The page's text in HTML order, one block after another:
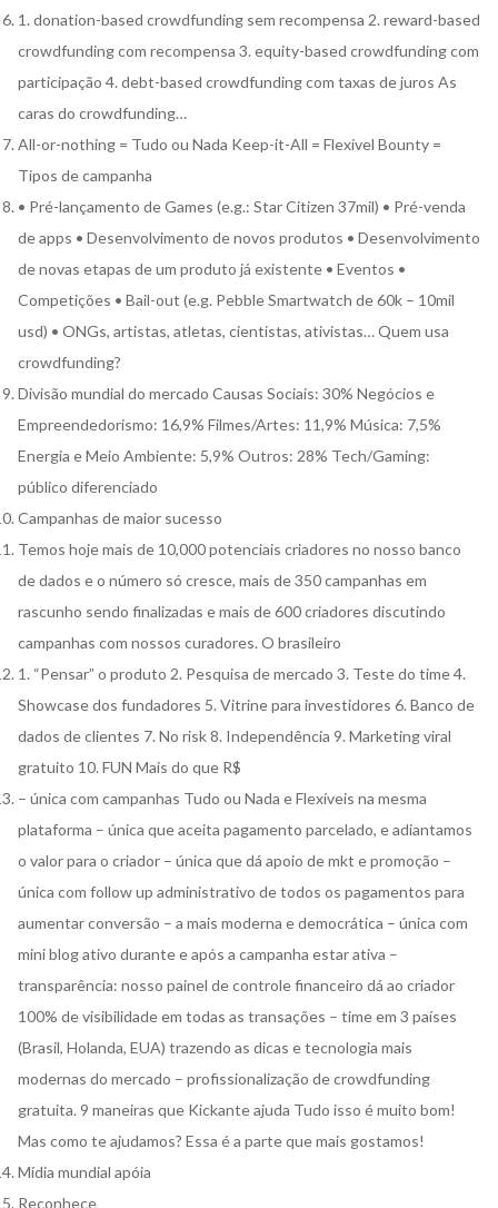
1. donation-based crowdfunding sem recompensa 2. reward-based
crowdfunding com recompensa 3. equity-based crowdfunding com
participação 4. debt-based crowdfunding com taxas de juros As
caras do crowdfunding…
All-or-nothing = Tudo ou Nada Keep-it-All = Flexível Bounty =
Tipos de campanha
• Pré-lançamento de Games (e.g.: Star Citizen 37mil) • Pré-venda
de apps • Desenvolvimento de novos produtos • Desenvolvimento
de novas etapas de um produto já existente • Eventos •
Competições • Bail-out (e.g. Pebble Smartwatch de 60k – 10mil
usd) • ONGs, artistas, atletas, cientistas, ativistas… Quem usa
crowdfunding?
Divisão mundial do mercado Causas Sociais: 30% Negócios e
Empreendedorismo: 16,9% Filmes/Artes: 11,9% Música: 7,5%
Energia e Meio Ambiente: 5,9% Outros: 28% Tech/Gaming:
público diferenciado
Campanhas de maior sucesso
Temos hoje mais de 10,000 potenciais criadores no nosso banco
de dados e o número só cresce, mais de 350 campanhas em
rascunho sendo finalizadas e mais de 600 criadores discutindo
campanhas com nossos curadores. O brasileiro
1. “Pensar” o produto 2. Pesquisa de mercado 3. Teste do time 4.
Showcase dos fundadores 5. Vitrine para investidores 6. Banco de
dados de clientes 7. No risk 8. Independência 9. Marketing viral
gratuito 10. FUN Mais do que R$
– única com campanhas Tudo ou Nada e Flexíveis na mesma
plataforma – única que aceita pagamento parcelado, e adiantamos
o valor para o criador – única que dá apoio de mkt e promoção –
única com follow up administrativo de todos os pagamentos para
aumentar conversão – a mais moderna e democrática – única com
mini blog ativo durante e após a campanha estar ativa –
transparência: nosso painel de controle financeiro dá ao criador
100% de visibilidade em todas as transações – time em 3 países
(Brasil, Holanda, EUA) trazendo as dicas e tecnologia mais
modernas do mercado – profissionalização de crowdfunding
gratuita. 9 maneiras que Kickante ajuda Tudo isso é muito bom!
Mas como te ajudamos? Essa é a parte que mais gostamos!
Mídia mundial apóia
Reconhece